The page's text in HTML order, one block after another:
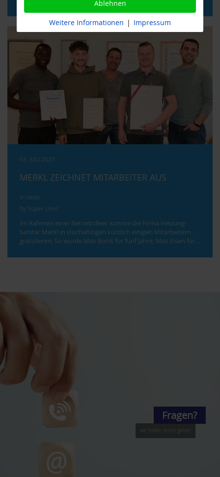
03. JULI 2023
MERKL ZEICHNET MITARBEITER AUS
in news
by Super User
Im Rahmen einer Betriebsfeier konnte die Firma Heizung-
Sanitär Merkl in Hochaltingen kürzlich einigen Mitarbeitern
gratulieren. So wurde Max Borst für fünf Jahre, Max Eisen für…
wir helfen Ihnen gerne!
Fragen?
Ablehnen
Weitere Informationen | Impressum